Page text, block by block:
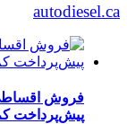
autodiesel.ca
فروش
پیش‌پرداخت